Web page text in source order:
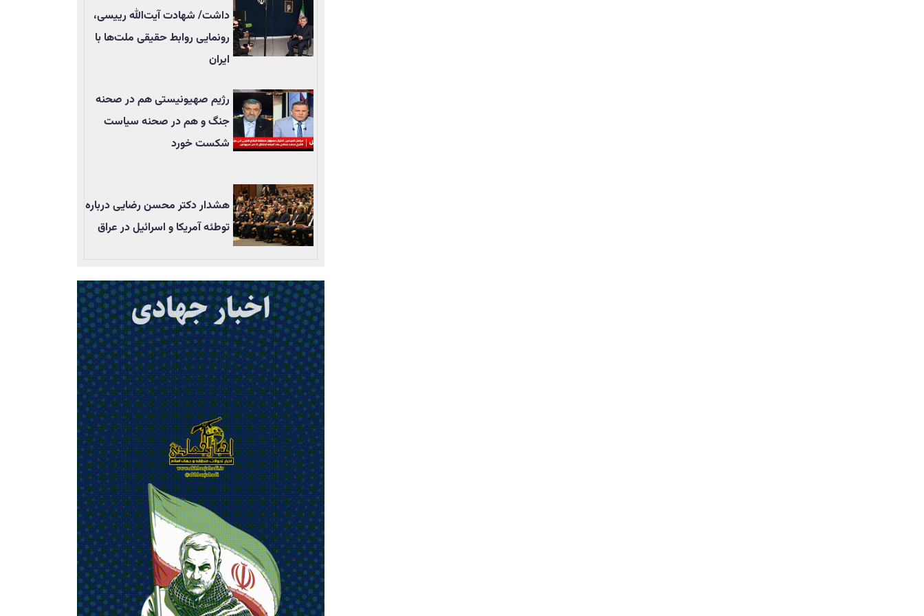
داشت/ شهادت آیت‌الله رییسی،
رونمایی روابط حقیقی ملت‌ها با
ایران
رژیم صهیونیستی هم در صحنه
جنگ و هم در صحنه سیاست
شکست خورد
هشدار دکتر محسن رضایی درباره
توطئه آمریکا و اسرائیل در عراق